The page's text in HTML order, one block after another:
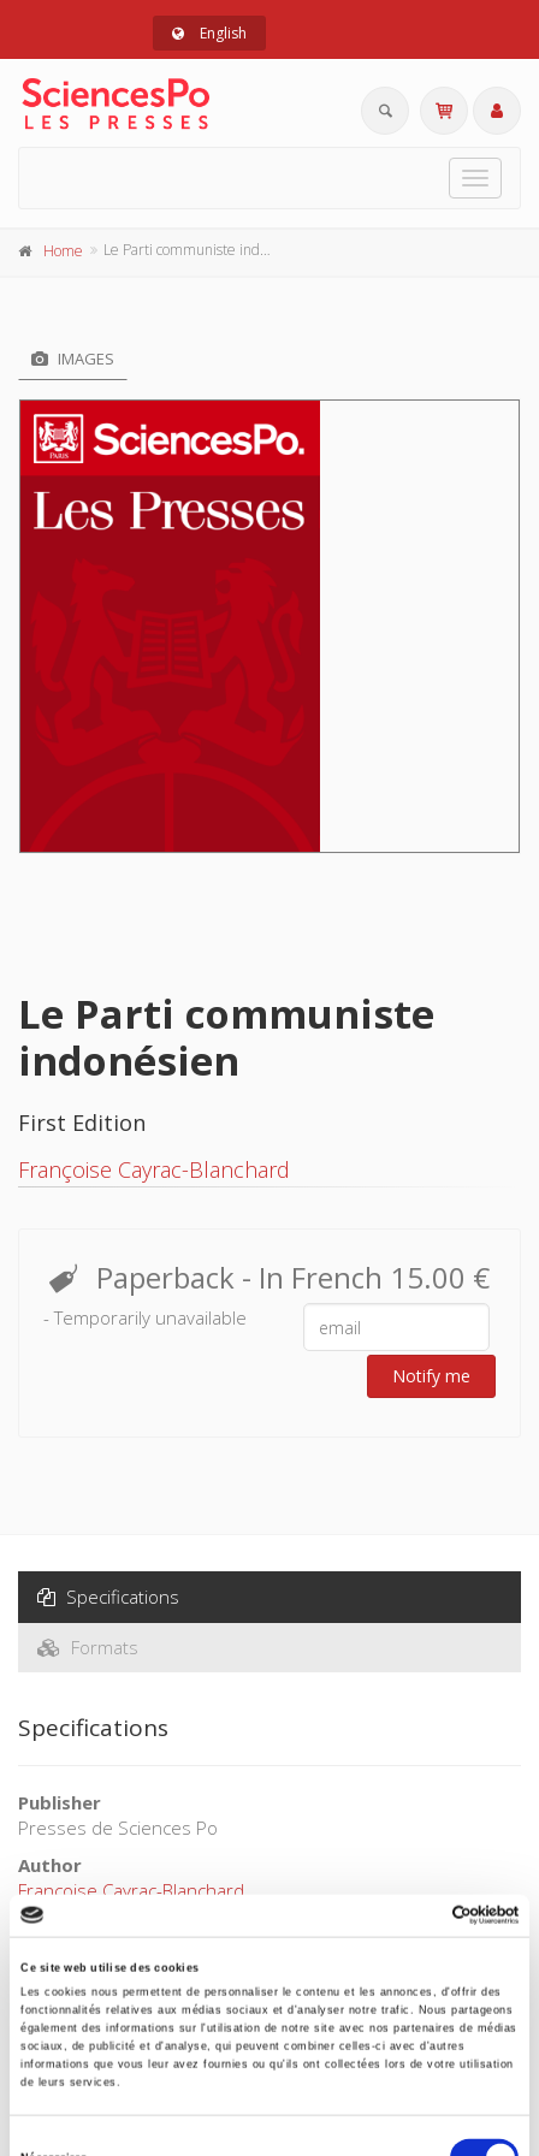
Ce site web utilise des cookies
Les cookies nous permettent de personnaliser le contenu et les annonces, d'offrir des
fonctionnalités relatives aux médias sociaux et d'analyser notre trafic. Nous partageons
également des informations sur l'utilisation de notre site avec nos partenaires de médias
sociaux, de publicité et d'analyse, qui peuvent combiner celles-ci avec d'autres
informations que vous leur avez fournies ou qu'ils ont collectées lors de votre utilisation
de leurs services.
English
Toggle
Home Le Parti communiste indonésien
IMAGES
Le Parti communiste
indonésien
First Edition
Françoise Cayrac-Blanchard
Paperback - In French 15.00 €
- Temporarily unavailable
Notify me
Specifications
Formats
Specifications
Publisher
Presses de Sciences Po
Author
Françoise Cayrac-Blanchard
Collection
Language
French
Tags
,
Publisher Category